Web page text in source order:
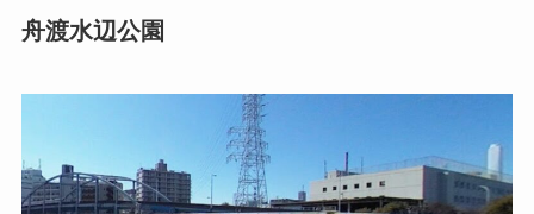
舟渡水辺公園